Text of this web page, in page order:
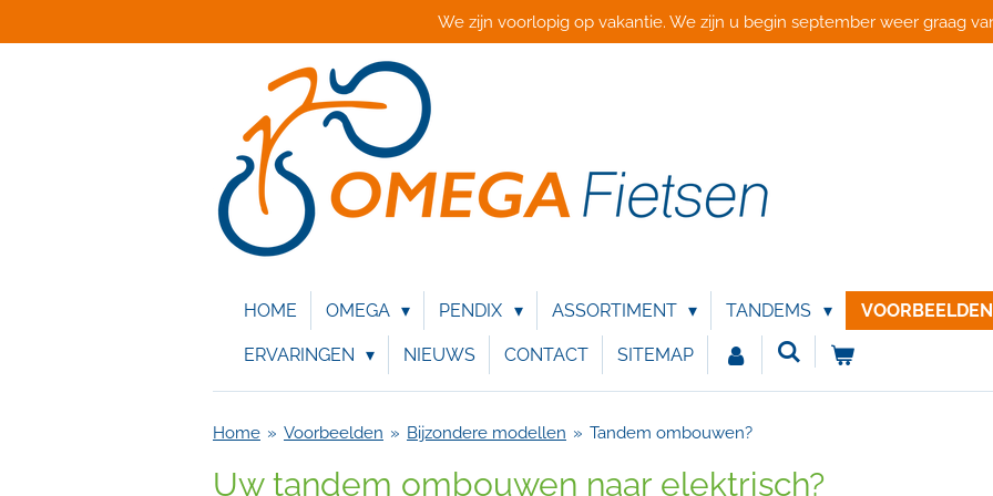
direct
We zijn voorlopig op vakantie. We zijn u begin september weer graag
HOME OMEGA PENDIX ASSORTIMENT TANDEMS VOORBEELDEN
ERVARINGEN NIEUWS CONTACT SITEMAP
Home » Voorbeelden » Bijzondere modellen » Tandem ombouwen?
Uw tandem ombouwen naar elektrisch?